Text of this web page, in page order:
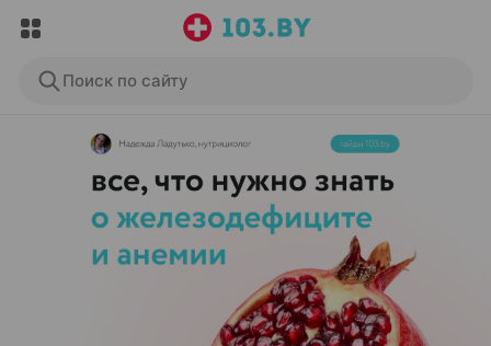
Поиск по сайту
ЭФФЕКТИВНАЯ РЕКЛАМА НА САЙТЕ